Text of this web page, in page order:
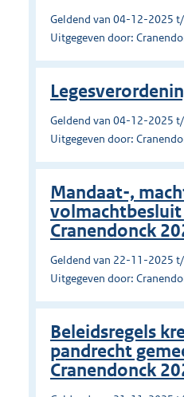
Geldend van 04-12-2025
Uitgegeven door:
Geldend van 04-12-2025
Uitgegeven door:
Mandaat-,
Cranendonck
Geldend van 22-11-2025
Uitgegeven door:
Beleidsregels
pandrecht
Cranendonck